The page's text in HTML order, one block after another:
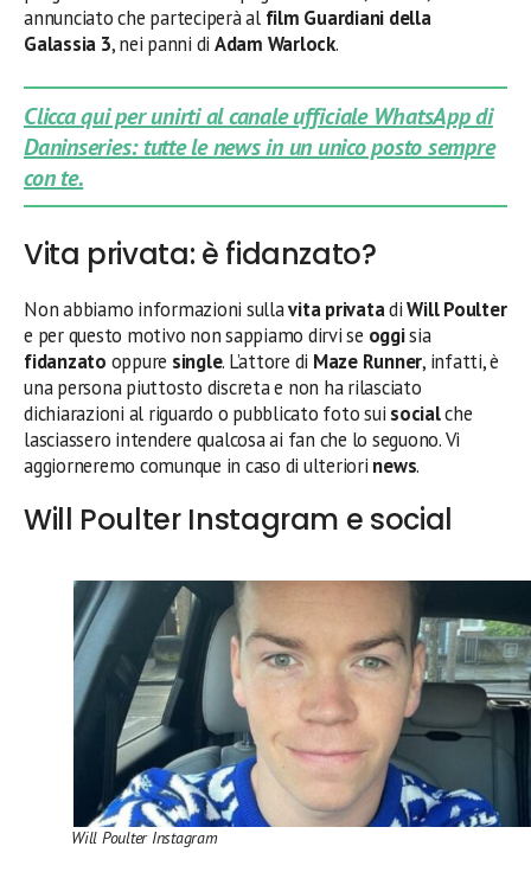
annunciato che parteciperà al film Guardiani della
Galassia 3, nei panni di Adam Warlock.
Clicca qui per unirti al canale ufficiale WhatsApp di
Daninseries: tutte le news in un unico posto sempre
con te.
Vita privata: è fidanzato?
Non abbiamo informazioni sullavita privatadiWill Poulter
e per questo motivo non sappiamo dirvi se oggisia
fidanzato oppure single. L’attore di Maze Runner, infatti, è
una persona piuttosto discreta e non ha rilasciato
dichiarazioni al riguardo o pubblicato foto sui socialche
lasciassero intendere qualcosa ai fan che lo seguono. Vi
aggiorneremo comunque in caso di ulteriori news.
Will Poulter Instagram e social
Will Poulter Instagram